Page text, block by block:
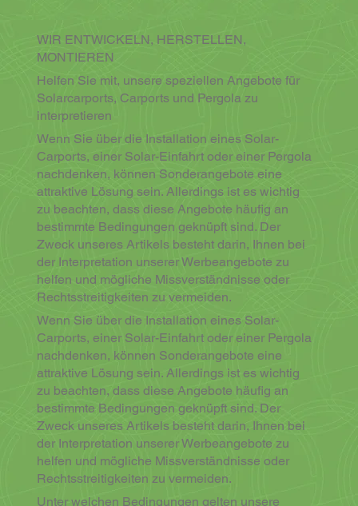
WIR ENTWICKELN, HERSTELLEN,
MONTIEREN
Helfen Sie mit, unsere speziellen Angebote für
Solarcarports, Carports und Pergola zu
interpretieren
Wenn Sie über die Installation eines Solar-
Carports, einer Solar-Einfahrt oder einer Pergola
nachdenken, können Sonderangebote eine
attraktive Lösung sein. Allerdings ist es wichtig
zu beachten, dass diese Angebote häufig an
bestimmte Bedingungen geknüpft sind. Der
Zweck unseres Artikels besteht darin, Ihnen bei
der Interpretation unserer Werbeangebote zu
helfen und mögliche Missverständnisse oder
Rechtsstreitigkeiten zu vermeiden.
Unter welchen Bedingungen gelten unsere
Wenn Sie über die Installation eines Solar-
Carports, einer Solar-Einfahrt oder einer Pergola
nachdenken, können Sonderangebote eine
attraktive Lösung sein. Allerdings ist es wichtig
zu beachten, dass diese Angebote häufig an
bestimmte Bedingungen geknüpft sind. Der
Zweck unseres Artikels besteht darin, Ihnen bei
der Interpretation unserer Werbeangebote zu
helfen und mögliche Missverständnisse oder
Rechtsstreitigkeiten zu vermeiden.